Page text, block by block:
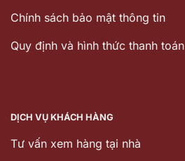
Chính sách bảo mật thông tin
Quy định và hình thức thanh toán
DỊCH VỤ KHÁCH HÀNG
Tư vấn xem hàng tại nhà